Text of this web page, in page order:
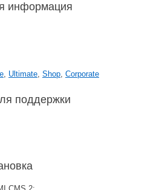
информация
, Ultimate, Shop, Corporate
поддержки